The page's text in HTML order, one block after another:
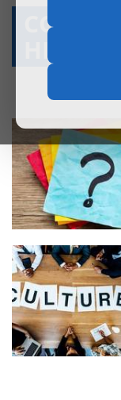
COURS
HISTOIRE